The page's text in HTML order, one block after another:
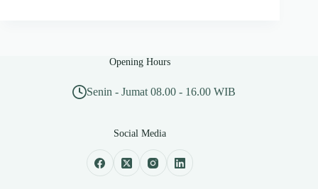
Opening Hours
Senin - Jumat 08.00 - 16.00 WIB
Social Media